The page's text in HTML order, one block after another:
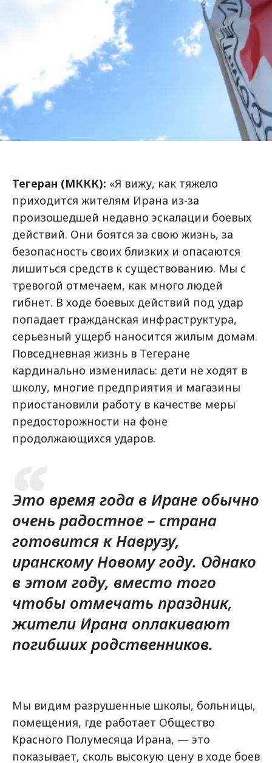
Тегеран (МККК): «Я вижу, как тяжело
приходится жителям Ирана из-за
произошедшей недавно эскалации боевых
действий. Они боятся за свою жизнь, за
безопасность своих близких и опасаются
лишиться средств к существованию. Мы с
тревогой отмечаем, как много людей
гибнет. В ходе боевых действий под удар
попадает гражданская инфраструктура,
серьезный ущерб наносится жилым домам.
Повседневная жизнь в Тегеране
кардинально изменилась: дети не ходят в
школу, многие предприятия и магазины
приостановили работу в качестве меры
предосторожности на фоне
продолжающихся ударов.
Это время года в Иране обычно
очень радостное – страна
готовится к Наврузу,
иранскому Новому году. Однако
в этом году, вместо того
чтобы отмечать праздник,
жители Ирана оплакивают
погибших родственников.
Мы видим разрушенные школы, больницы,
помещения, где работает Общество
Красного Полумесяца Ирана, — это
показывает, сколь высокую цену в ходе боев